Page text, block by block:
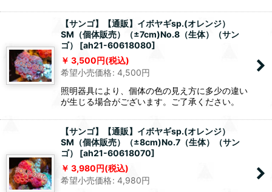
【サンゴ】【通販】イボヤギsp.(オレンジ）
SM（個体販売）（±7cm)No.8（生体）（サン
ゴ）
[ah21-60618080]
3,500円(税込)
希望小売価格: 4,500円
照明器具により、個体の色の見え方に多少の違い
が生じる場合がございます。ご了承ください。
【サンゴ】【通販】イボヤギsp.(オレンジ）
SM（個体販売）（±8cm)No.7（生体）（サン
ゴ）
[ah21-60618070]
3,980円(税込)
希望小売価格: 4,980円